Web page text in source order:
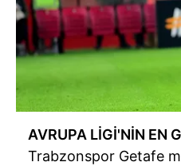
AVRUPA LİGİ'NİN EN
Trabzonspor Getafe